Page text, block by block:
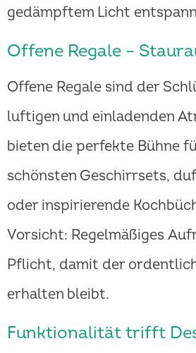
gedämpftem Licht
Offene Regale –
Offene Regale sind der
luftigen und einladenden
bieten die perfekte Bühne
schönsten Geschirrsets,
oder inspirierende
Vorsicht: Regelmäßiges
Pflicht, damit der
erhalten bleibt.
Funktionalität trifft